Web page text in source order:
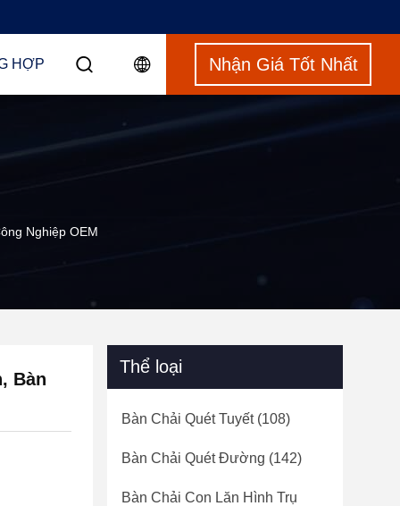
HỢP Nhận Giá Tốt Nhất
Nghiệp OEM
Bàn
Thể loại
Bàn Chải Quét Tuyết(108)
Bàn Chải Quét Đường (142)
Bàn Chải Con Lăn Hình Trụ